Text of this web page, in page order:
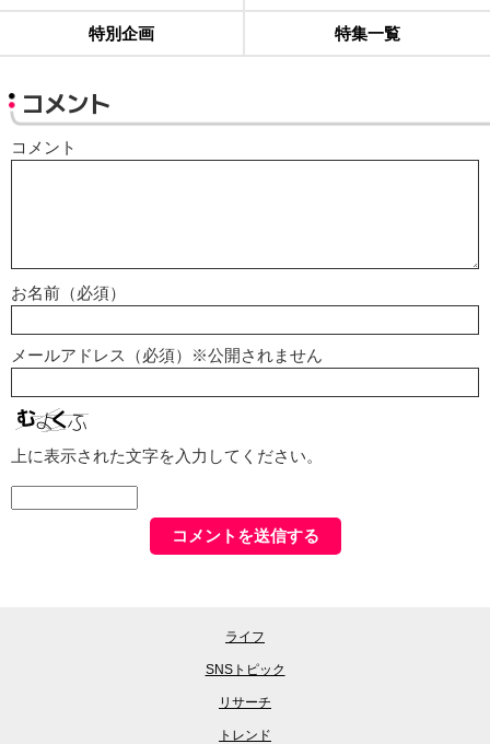
特別企画 特集一覧
コメント
コメント
お名前（必須）
メールアドレス（必須）※公開されません
上に表示された文字を入力してください。
ライフ
SNSトピック
リサーチ
トレンド